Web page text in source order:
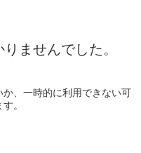
ませんでした。
、一時的に利用できない可
。